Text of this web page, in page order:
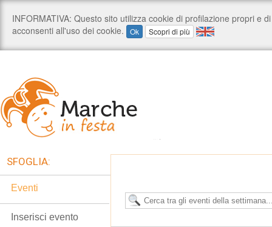
SFOGLIA:
Eventi
Inserisci evento